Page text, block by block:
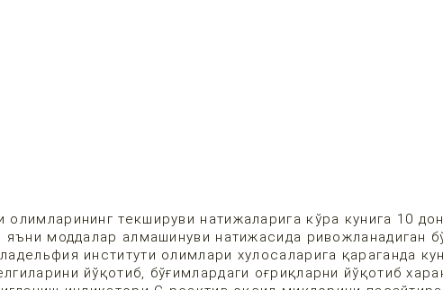
текшируви натижаларига кўра кунига 10
моддалар алмашинуви натижасида ривожланадиган
институти олимлари хулосаларига қараганда
йўқотиб, бўғимлардаги оғриқларни йўқотиб